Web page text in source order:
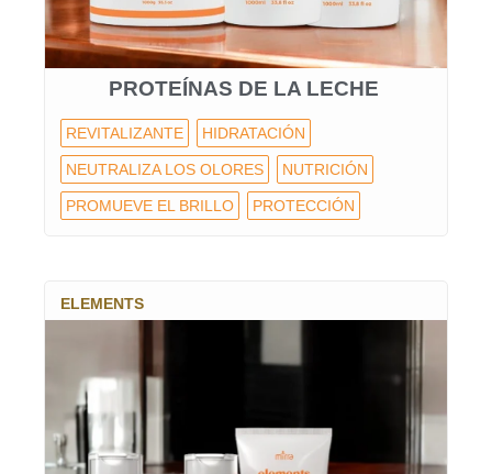
PROTEÍNAS DE LA LECHE
REVITALIZANTE HIDRATACIÓN
NEUTRALIZA LOS OLORES NUTRICIÓN
PROMUEVE EL BRILLO PROTECCIÓN
ELEMENTS